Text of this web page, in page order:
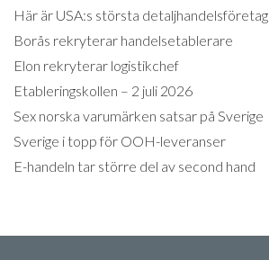
Här är USA:s största detaljhandelsföretag
Borås rekryterar handelsetablerare
Elon rekryterar logistikchef
Etableringskollen – 2 juli 2026
Sex norska varumärken satsar på Sverige
Sverige i topp för OOH-leveranser
E-handeln tar större del av second hand